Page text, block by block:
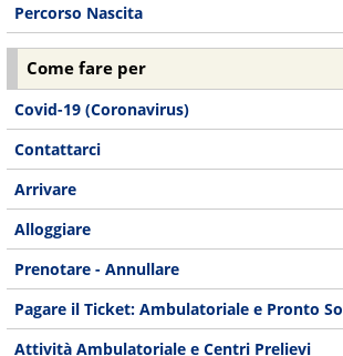
Percorso Nascita
Come fare per
Covid-19 (Coronavirus)
Contattarci
Arrivare
Alloggiare
Prenotare - Annullare
Pagare il Ticket: Ambulatoriale e Pronto
Attività Ambulatoriale e Centri Prelievi